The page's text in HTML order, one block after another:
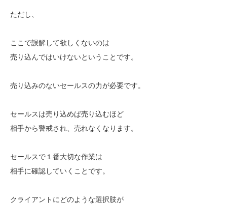
ただし、
ここで誤解して欲しくないのは
売り込んではいけないということです。
売り込みのないセールスの力が必要です。
セールスは売り込めば売り込むほど
相手から警戒され、売れなくなります。
セールスで１番大切な作業は
相手に確認していくことです。
クライアントにどのような選択肢が